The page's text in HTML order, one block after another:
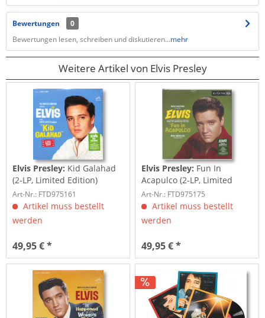
Bewertungen
0
Bewertungen lesen, schreiben und diskutieren...mehr
Weitere Artikel von Elvis Presley
Elvis Presley: Kid Galahad
(2-LP, Limited Edition)
Art-Nr.: FTD975161
Artikel muss bestellt
werden
49,95 € *
Elvis Presley: Fun In
Acapulco (2-LP, Limited
Edition)
Art-Nr.: FTD975175
Artikel muss bestellt
werden
49,95 € *